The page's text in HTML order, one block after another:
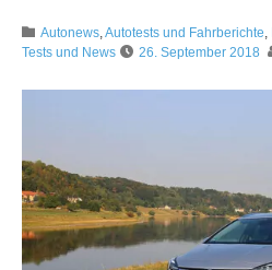
Autonews,Autotests und Fahrberichte,
Tests und News
26. September 2018